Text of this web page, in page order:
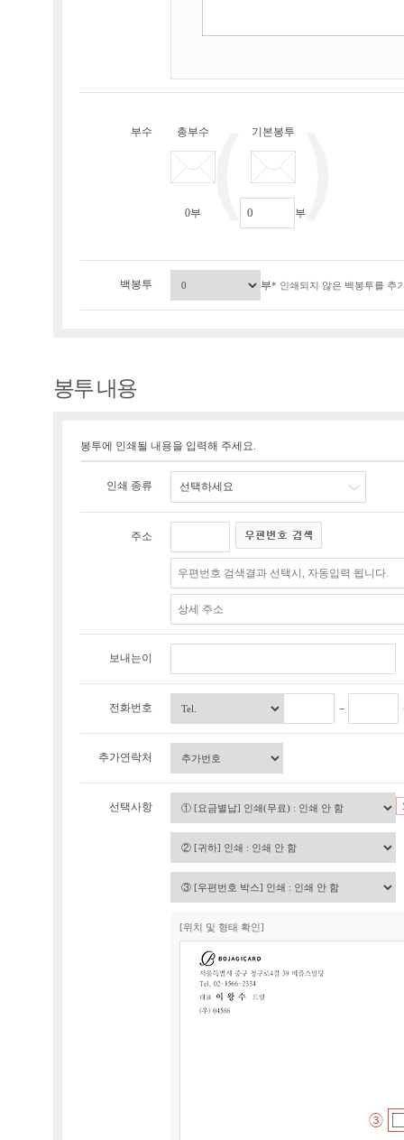
부수 총부수
0부
기본봉투
부
백봉투 부* 인쇄되지 않은 백봉투를 추
봉투 내용
봉투에 인쇄될 내용을 입력해 주세요.
인쇄 종류 선택하세요
주소
보내는이
전화번호
추가연락처
선택사항
[위치 및 형태 확인]